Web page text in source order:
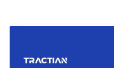
el 8% reportó
El 37% no
esperaba, y el 27%